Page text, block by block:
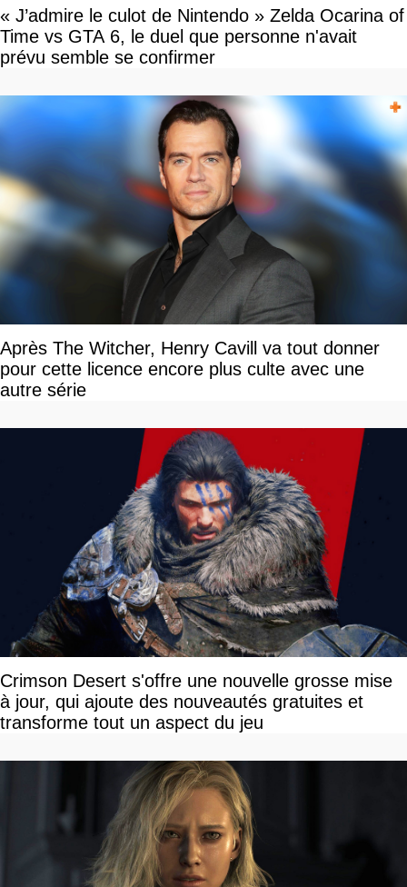
« J’admire le culot de Nintendo » Zelda Ocarina of
Time vs GTA 6, le duel que personne n'avait
prévu semble se confirmer
Après The Witcher, Henry Cavill va tout donner
pour cette licence encore plus culte avec une
autre série
Crimson Desert s'offre une nouvelle grosse mise
à jour, qui ajoute des nouveautés gratuites et
transforme tout un aspect du jeu